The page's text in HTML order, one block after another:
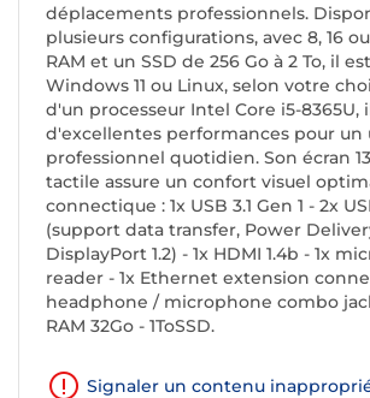
déplacements professionnels.
plusieurs configurations, avec 8, 16
RAM et un SSD de 256 Go à 2 To, il
Windows 11 ou Linux, selon votre
d'un processeur Intel Core i5-8365U,
d'excellentes performances pour un
professionnel quotidien. Son écran
tactile assure un confort visuel
connectique : 1x USB 3.1 Gen 1 - 2x
(support data transfer, Power
DisplayPort 1.2) - 1x HDMI 1.4b - 1x
reader - 1x Ethernet extension
headphone / microphone combo
RAM 32Go - 1ToSSD.
Signaler un contenu